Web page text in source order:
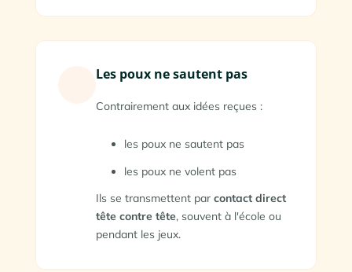
Les poux ne sautent pas
Contrairement aux idées reçues :
les poux ne sautent pas
les poux ne volent pas
Ils se transmettent par contact direct
tête contre tête, souvent à l'école ou
pendant les jeux.